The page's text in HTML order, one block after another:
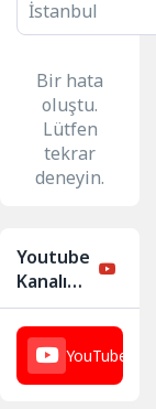
Bir hata
oluştu.
Lütfen
tekrar
deneyin.
Youtube
Kanalımız
YouTube